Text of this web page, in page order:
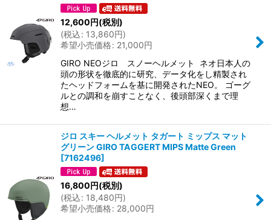
12,600円(税別)
(税込: 13,860円)
希望小売価格: 21,000円
GIRO NEOジロ スノーヘルメット ネオ日本人の
頭の形状を徹底的に研究、データ化をし精製され
たヘッドフォームを基に開発されたNEO。 ゴーグ
ルとの調和を崩すことなく、後頭部深くまで理
想…
ジロ スキー ヘルメット タガート ミップス マット
グリーン GIRO TAGGERT MIPS Matte Green
[7162496]
16,800円(税別)
(税込: 18,480円)
希望小売価格: 28,000円